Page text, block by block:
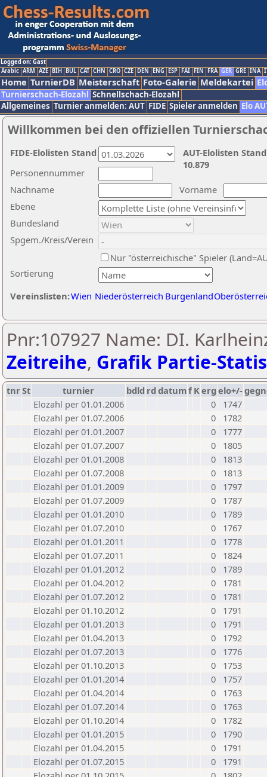
Logged on: Gast
Arabic ARM AZE BIH BUL CAT CHN CRO CZE DEN ENG ESP FAI FIN FRA GER GRE INA
Home TurnierDB Meisterschaft Foto-Galerie Meldekartei
Turnierschach-Elozahl Schnellschach-Elozahl
Allgemeines Turnier anmelden: AUT FIDE Spieler anmelden Elo
Willkommen bei den offiziellen
Nachname
Vorname
Ebene
Sortierung
Personennummer
Bundesland
Spgem./Kreis/Verein
Nur "österreichische" Spieler
Vereinslisten:Wien Niederösterreich Burgenland
AUT-Elolisten
10.879
FIDE-Elolisten Stand
Pnr:107927 Name: DI.
Zeitreihe, Grafik Partie-
tnrSt turnier bdld rd datumf Kerg elo+/-
Elozahl per 01.01.2006
0
1747
Elozahl per 01.07.2006
0
1782
Elozahl per 01.01.2007
0
1777
Elozahl per 01.07.2007
0
1805
Elozahl per 01.01.2008
0
1813
Elozahl per 01.07.2008
0
1813
Elozahl per 01.01.2009
0
1797
Elozahl per 01.07.2009
0
1787
Elozahl per 01.01.2010
0
1789
Elozahl per 01.07.2010
0
1767
Elozahl per 01.01.2011
0
1778
Elozahl per 01.07.2011
0
1824
Elozahl per 01.01.2012
0
1789
Elozahl per 01.04.2012
0
1781
Elozahl per 01.07.2012
0
1781
Elozahl per 01.10.2012
0
1791
Elozahl per 01.01.2013
0
1791
Elozahl per 01.04.2013
0
1792
Elozahl per 01.07.2013
0
1776
Elozahl per 01.10.2013
0
1753
Elozahl per 01.01.2014
0
1757
Elozahl per 01.04.2014
0
1763
Elozahl per 01.07.2014
0
1763
Elozahl per 01.10.2014
0
1782
Elozahl per 01.01.2015
0
1790
Elozahl per 01.04.2015
0
1791
Elozahl per 01.07.2015
0
1791